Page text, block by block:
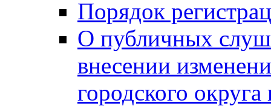
Порядок
О публичных
внесении
городского